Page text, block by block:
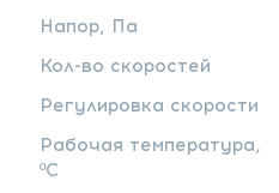
Напор, Па
Кол-во скоростей
Регулировка скорости
Рабочая температура,
ºС